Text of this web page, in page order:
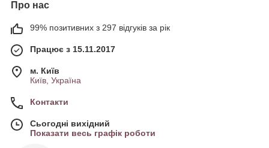
Про нас
99% позитивних з 297 відгуків за рік
Працює з 15.11.2017
м. Київ
Київ, Україна
Контакти
Сьогодні вихідний
Показати весь графік роботи